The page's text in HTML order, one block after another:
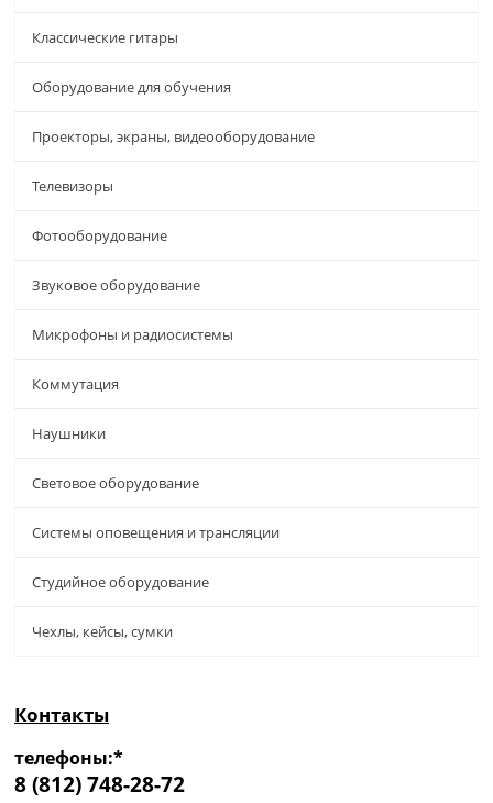
Классические гитары
Оборудование для обучения
Проекторы, экраны, видеооборудование
Телевизоры
Фотооборудование
Звуковое оборудование
Микрофоны и радиосистемы
Коммутация
Наушники
Световое оборудование
Системы оповещения и трансляции
Студийное оборудование
Чехлы, кейсы, сумки
Контакты
телефоны:*
8 (812) 748-28-72